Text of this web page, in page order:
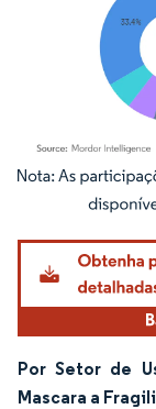
Imagem © Mordor
Por Setor de
Mascara a